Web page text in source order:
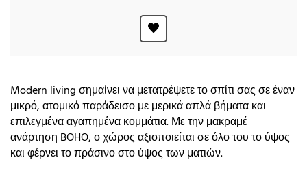
Modern living σημαίνει να μετατρέψετε το σπίτι σας σε έναν
μικρό, ατομικό παράδεισο με μερικά απλά βήματα και
επιλεγμένα αγαπημένα κομμάτια. Με την μακραμέ
ανάρτηση BOHO, ο χώρος αξιοποιείται σε όλο του το ύψος
και φέρνει το πράσινο στο ύψος των ματιών.